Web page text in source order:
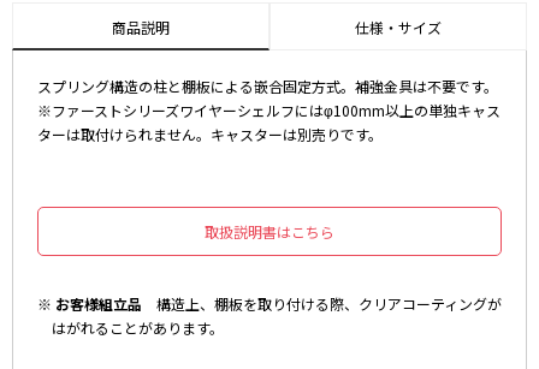
商品説明 仕様・サイズ
スプリング構造の柱と棚板による嵌合固定方式。補強金具は不要です。
※ファーストシリーズワイヤーシェルフにはφ100mm以上の単独キャス
ターは取付けられません。キャスターは別売りです。
取扱説明書はこちら
※ お客様組立品 構造上、棚板を取り付ける際、クリアコーティングが
はがれることがあります。